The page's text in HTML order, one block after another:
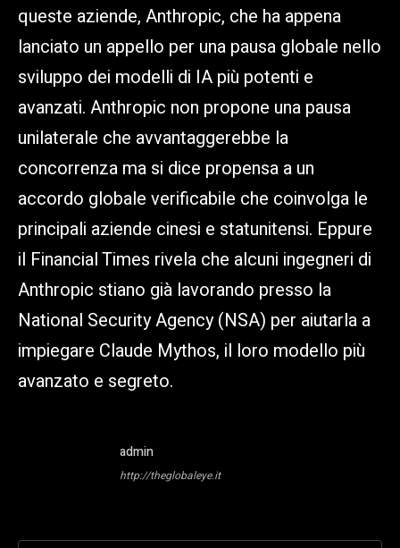
queste aziende, Anthropic, che ha appena
lanciato un appello per una pausa globale nello
sviluppo dei modelli di IA più potenti e
avanzati. Anthropic non propone una pausa
unilaterale che avvantaggerebbe la
concorrenza ma si dice propensa a un
accordo globale verificabile che coinvolga le
principali aziende cinesi e statunitensi. Eppure
il Financial Times rivela che alcuni ingegneri di
Anthropic stiano già lavorando presso la
National Security Agency (NSA) per aiutarla a
impiegare Claude Mythos, il loro modello più
avanzato e segreto.
admin
http://theglobaleye.it